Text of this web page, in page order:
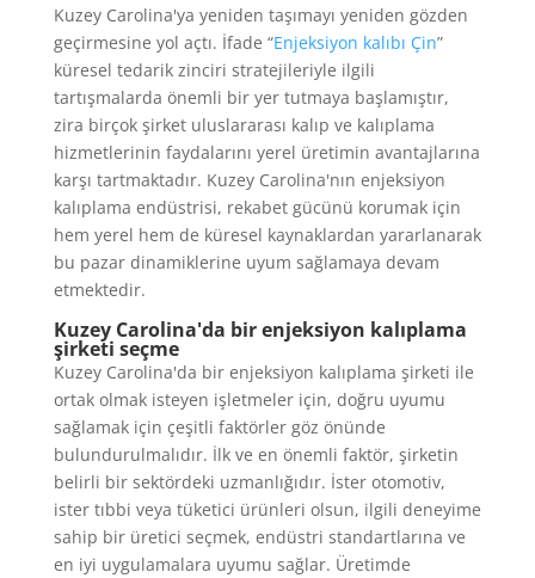
Kuzey Carolina'ya yeniden taşımayı yeniden gözden
geçirmesine yol açtı. İfade “Enjeksiyon kalıbı Çin”
küresel tedarik zinciri stratejileriyle ilgili
tartışmalarda önemli bir yer tutmaya başlamıştır,
zira birçok şirket uluslararası kalıp ve kalıplama
hizmetlerinin faydalarını yerel üretimin avantajlarına
karşı tartmaktadır. Kuzey Carolina'nın enjeksiyon
kalıplama endüstrisi, rekabet gücünü korumak için
hem yerel hem de küresel kaynaklardan yararlanarak
bu pazar dinamiklerine uyum sağlamaya devam
etmektedir.
Kuzey Carolina'da bir enjeksiyon kalıplama
şirketi seçme
Kuzey Carolina'da bir enjeksiyon kalıplama şirketi ile
ortak olmak isteyen işletmeler için, doğru uyumu
sağlamak için çeşitli faktörler göz önünde
bulundurulmalıdır. İlk ve en önemli faktör, şirketin
belirli bir sektördeki uzmanlığıdır. İster otomotiv,
ister tıbbi veya tüketici ürünleri olsun, ilgili deneyime
sahip bir üretici seçmek, endüstri standartlarına ve
en iyi uygulamalara uyumu sağlar. Üretimde